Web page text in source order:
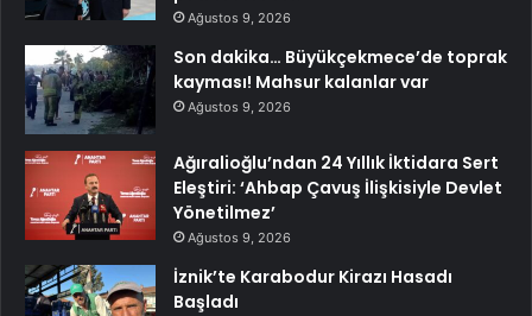
Ağustos 9, 2026
Son dakika… Büyükçekmece’de toprak
kayması! Mahsur kalanlar var
Ağustos 9, 2026
Ağıralioğlu’ndan 24 Yıllık İktidara Sert
Eleştiri: ‘Ahbap Çavuş İlişkisiyle Devlet
Yönetilmez’
Ağustos 9, 2026
İznik’te Karabodur Kirazı Hasadı
Başladı